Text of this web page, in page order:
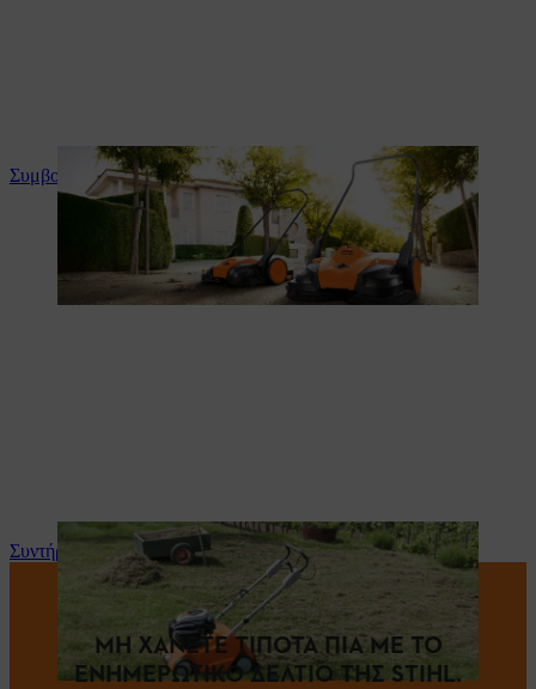
Συμβουλές και οδηγίες για το προϊόν
Συντήρηση και επισκευή
ΜΗ ΧΑΝΕΤΕ ΤΙΠΟΤΑ ΠΙΑ ΜΕ ΤΟ
ΕΝΗΜΕΡΩΤΙΚΟ ΔΕΛΤΙΟ ΤΗΣ STIHL.